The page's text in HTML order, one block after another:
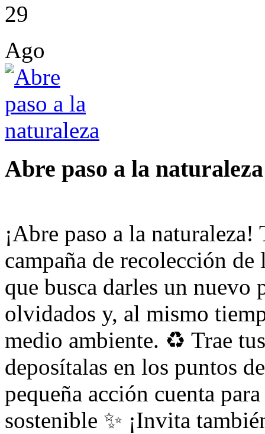
29
Ago
Abre paso a la naturaleza
¡Abre paso a la
campaña de recolección
que busca darles un nuevo
olvidados y, al mismo
medio ambiente. ♻️ Trae
deposítalas en los puntos
pequeña acción cuenta
sostenible ✨ ¡Invita